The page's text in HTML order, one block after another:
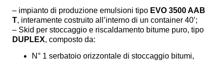
– impianto di produzione emulsioni tipo EVO 3500 AAB
T, interamente costruito all’interno di un container 40’;
– Skid per stoccaggio e riscaldamento bitume puro, tipo
DUPLEX, composto da:
N° 1 serbatoio orizzontale di stoccaggio bitumi,